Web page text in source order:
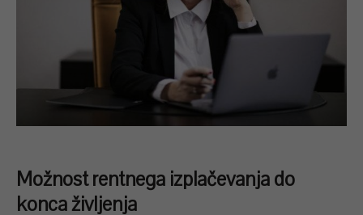
Možnost rentnega izplačevanja do
konca življenja